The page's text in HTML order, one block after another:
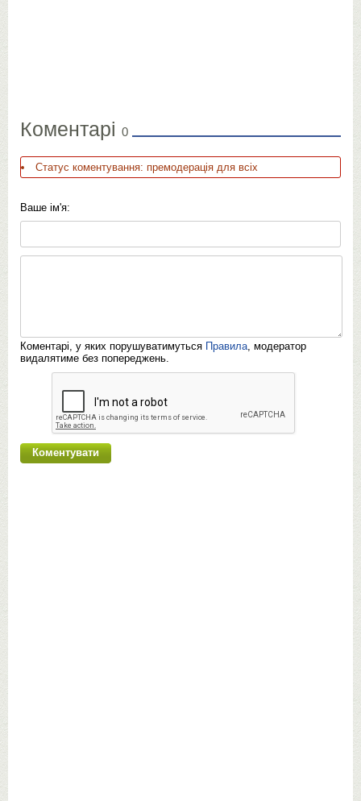
Коментарі 0
Статус коментування: премодерація для всіх
Ваше ім'я:
Коментарі, у яких порушуватимуться Правила , модератор
видалятиме без попереджень.